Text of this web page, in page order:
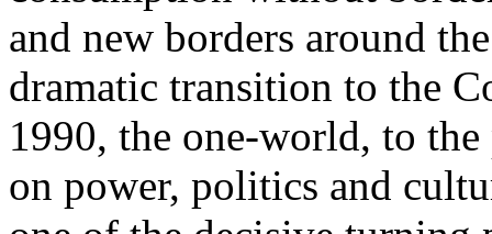
and new borders around
dramatic transition to the
1990, the one-world, to the
on power, politics and